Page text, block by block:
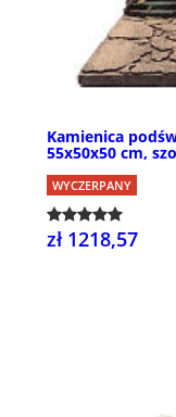
Kamienica
55x50x50 cm,
WYCZERPANY
zł 1218,57